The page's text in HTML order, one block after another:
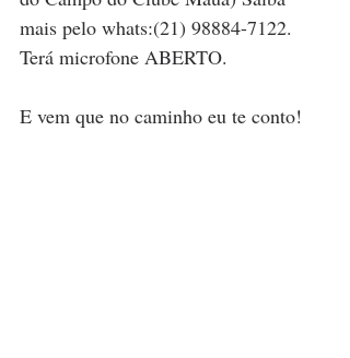
mais pelo whats:(21) 98884-7122.
Terá microfone ABERTO.
E vem que no caminho eu te conto!